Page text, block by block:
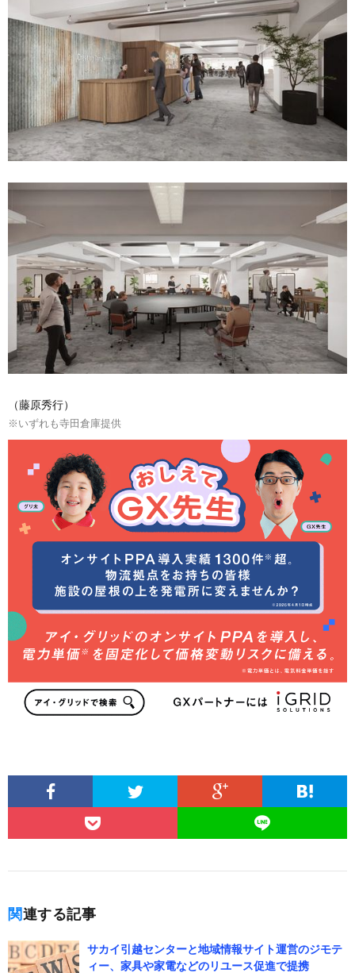
（藤原秀行）
※いずれも寺田倉庫提供
関連する記事
サカイ引越センターと地域情報サイト運営のジモテ
ィー、家具や家電などのリユース促進で提携